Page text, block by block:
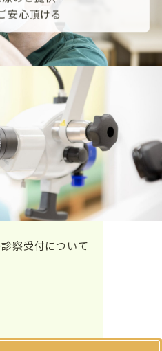
安心頂ける
察受付について
詳しくはこちらをご覧ください